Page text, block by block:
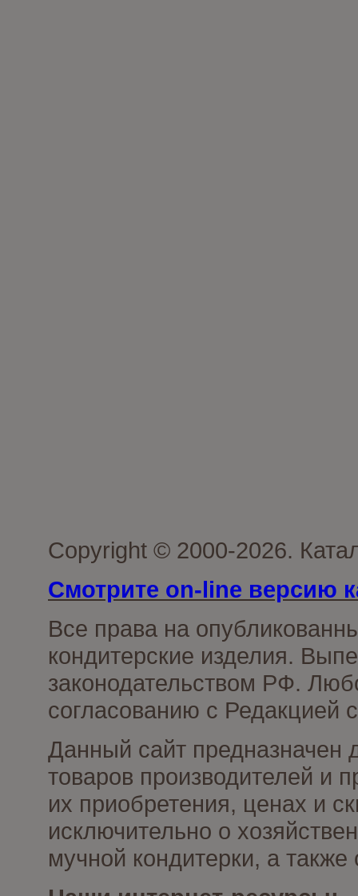
Copyright © 2000-2026.
Смотрите on-line версию
Все права на
кондитерские изделия.
законодательством РФ.
согласованию с Редакцией
Данный сайт предназначен
товаров производителей и
их приобретения, ценах и
исключительно о
мучной кондитерки, а